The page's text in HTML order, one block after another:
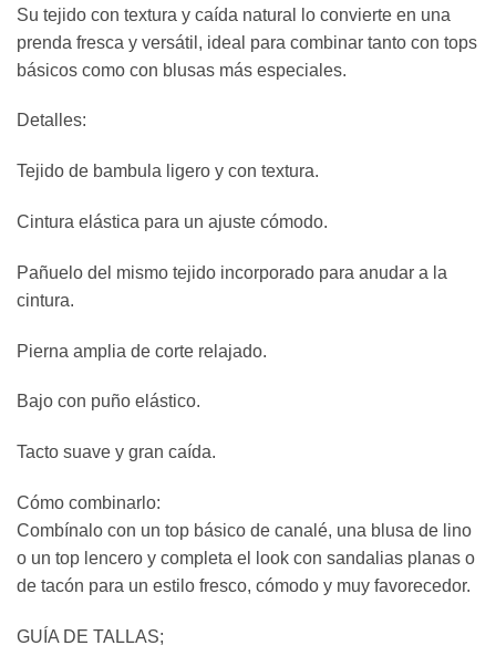
Su tejido con textura y caída natural lo convierte en una
prenda fresca y versátil, ideal para combinar tanto con tops
básicos como con blusas más especiales.
Detalles:
Tejido de bambula ligero y con textura.
Cintura elástica para un ajuste cómodo.
Pañuelo del mismo tejido incorporado para anudar a la
cintura.
Pierna amplia de corte relajado.
Bajo con puño elástico.
Tacto suave y gran caída.
Cómo combinarlo:
Combínalo con un top básico de canalé, una blusa de lino
o un top lencero y completa el look con sandalias planas o
de tacón para un estilo fresco, cómodo y muy favorecedor.
GUÍA DE TALLAS;